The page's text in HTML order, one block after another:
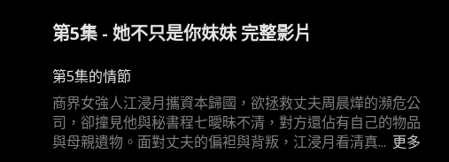
第5集 - 她不只是你妹妹 完整影片
第5集的情節
更多
商界女強人江浸月攜資本歸國，欲拯救丈夫周晨燁的瀕危公
司，卻撞見他與秘書程七曖昧不清，對方還佔有自己的物品
與母親遺物。面對丈夫的偏袒與背叛，江浸月看清真...